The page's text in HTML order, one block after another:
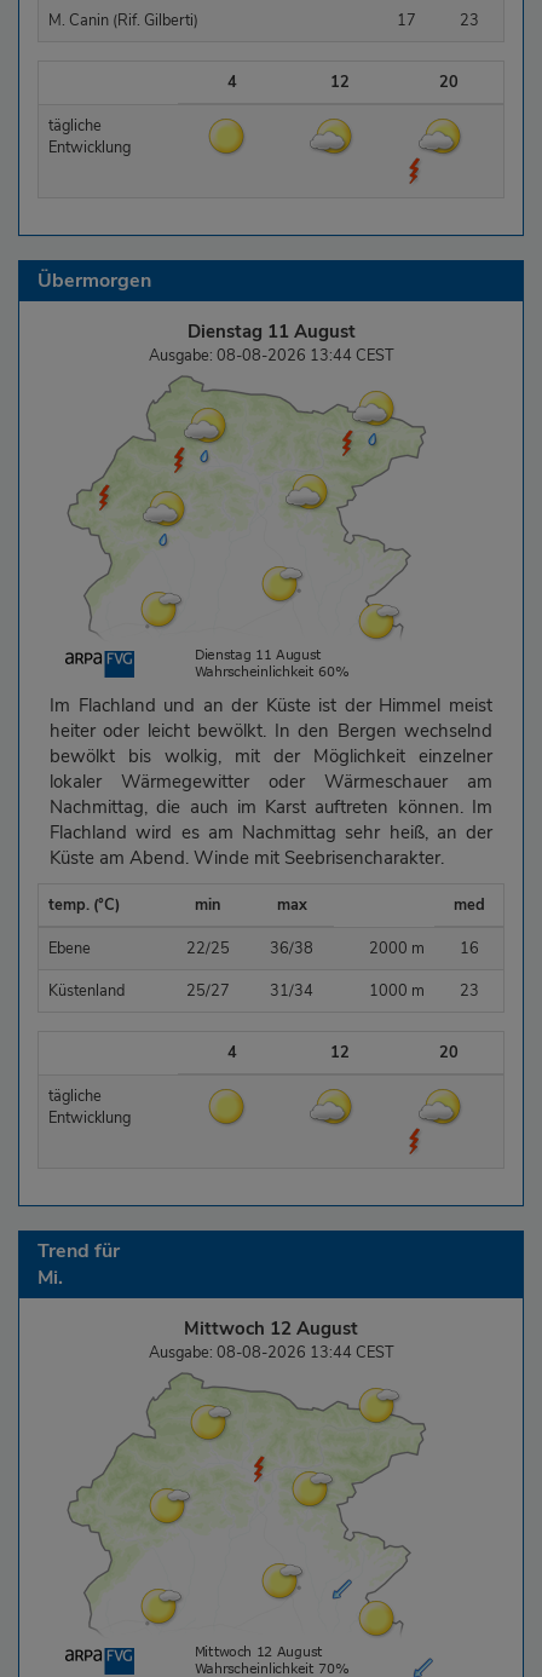
M. Canin (Rif. Gilberti) 17 23
4 12
20
tägliche
Entwicklung
Übermorgen
Dienstag 11 August
Ausgabe: 08-08-2026 13:44 CEST
Im Flachland und an der Küste ist der Himmel meist
heiter oder leicht bewölkt. In den Bergen wechselnd
bewölkt bis wolkig, mit der Möglichkeit einzelner
lokaler Wärmegewitter oder Wärmeschauer am
Nachmittag, die auch im Karst auftreten können. Im
Flachland wird es am Nachmittag sehr heiß, an der
Küste am Abend. Winde mit Seebrisencharakter.
temp. (°C) min max
med
Ebene
22/25 36/38 2000 m
16
Küstenland
25/27 31/34 1000 m 23
4 12
20
tägliche
Entwicklung
Trend für
Mi.
Mittwoch 12 August
Ausgabe: 08-08-2026 13:44 CEST